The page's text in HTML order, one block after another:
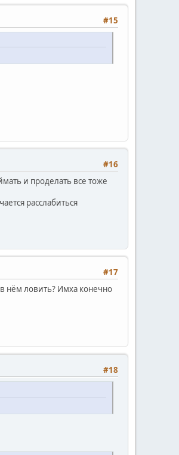
#15
#16
и проделать все тоже
расслабиться
#17
нём ловить? Имха конечно
#18